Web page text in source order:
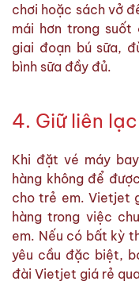
chơi hoặc sách vở
mái hơn trong suốt
giai đoạn bú sữa,
bình sữa đầy đủ.
4. Giữ liên
Khi đặt vé máy
hàng không để
cho trẻ em. Vietjet
hàng trong việc
em. Nếu có bất kỳ
yêu cầu đặc biệt,
đài Vietjet giá rẻ